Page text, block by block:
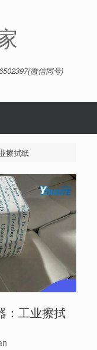
微信同号)
擦拭纸
：工业擦拭